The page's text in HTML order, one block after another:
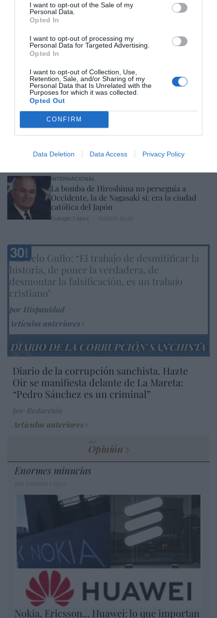
I want to opt-out of the Sale of my
Personal Data.
Opted In
I want to opt-out of processing my
Personal Data for Targeted Advertising.
Opted In
I want to opt-out of Collection, Use,
Retention, Sale, and/or Sharing of my
Personal Data that Is Unrelated with the
Purposes for which it was collected.
Opted Out
CONFIRM
Data Deletion Data Access Privacy Policy
SOCIEDAD
La batalla no es solo “híbrida” ni
Virgen
Gabriel Galdón
Eslovaquia no admite el gaymonio...
bendecido en otros miembros de la Unión
Europea
Eulogio López
ECONOMÍA
Seamos más responsables: no siempre el
Eulogio López 08/08/26 06:00
INTERNACIONAL
La bomba de Hiroshima no perseguía a
Occidente, la de Nagasaki sí: era la ciudad
católica del Japón
Marcelo Gullo: “El trabajo de desmitificar la
historia, de poner la verdadera, de
desmontar la falsificación, es un trabajo
cristiano"
por Hispanidad
Artículos anteriores
DIARIO DE LA CORRUPCIÓN SANCHISTA
Diario de la corrupción sanchista. Hazte
Oír se manifiesta delante de La Mareta:
“Pedro Sánchez es un criminal”
Artículos anteriores
Opinión
Enormes minucias
Nokia, Ericsson... Huawei: lo que importan